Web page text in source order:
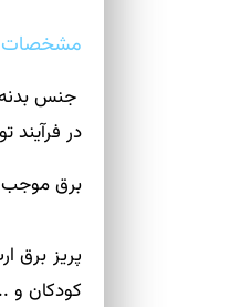
مشخصات
جنس بدنه
در فرآیند
برق موجب
پریز برق
کودکان و